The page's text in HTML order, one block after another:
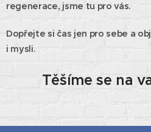
regenerace, jsme tu pro vás.
Dopřejte si čas jen pro sebe a
i mysli.
Těšíme se na